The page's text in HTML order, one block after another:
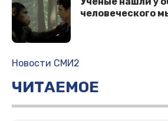
человеческого
Новости СМИ2
ЧИТАЕМОЕ